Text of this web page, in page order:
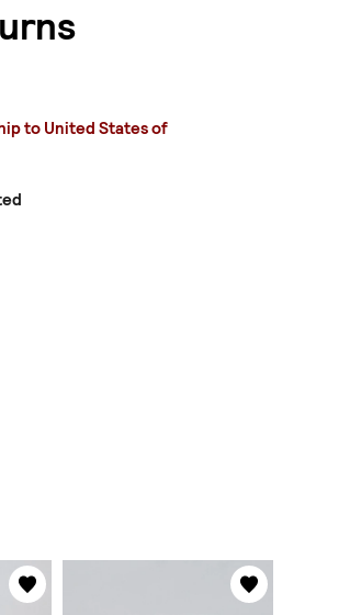
to United States of